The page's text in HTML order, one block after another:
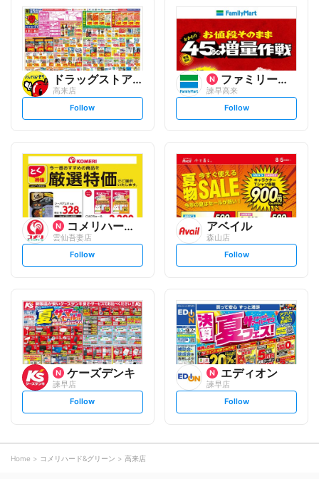
ドラッグストアモリ
高来店
s
t
l
o
w
Follow
ファミリーマート
諫早高来
s
t
l
o
w
Follow
コメリハード&グリーン
雲仙吾妻店
s
t
l
o
w
Follow
アベイル
森山店
s
t
o
w
Follow
ケーズデンキ
諫早店
s
t
o
Follow
エディオン
諫早店
s
t
Follow
Home コメリハード&グリーン 高来店